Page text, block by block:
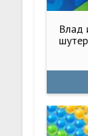
Влад
шутер